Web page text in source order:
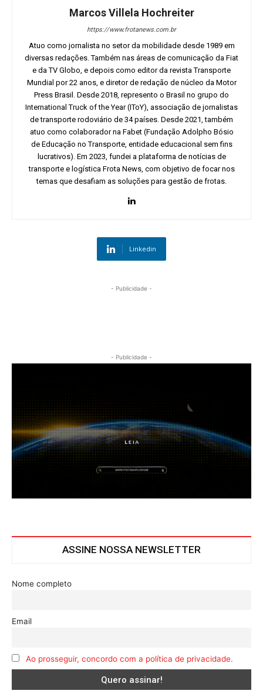
Marcos Villela Hochreiter
https://www.frotanews.com.br
Atuo como jornalista no setor da mobilidade desde 1989 em
diversas redações. Também nas áreas de comunicação da Fiat
e da TV Globo, e depois como editor da revista Transporte
Mundial por 22 anos, e diretor de redação de núcleo da Motor
Press Brasil. Desde 2018, represento o Brasil no grupo do
International Truck of the Year (IToY), associação de jornalistas
de transporte rodoviário de 34 países. Desde 2021, também
atuo como colaborador na Fabet (Fundação Adolpho Bósio
de Educação no Transporte, entidade educacional sem fins
lucrativos). Em 2023, fundei a plataforma de notícias de
transporte e logística Frota News, com objetivo de focar nos
temas que desafiam as soluções para gestão de frotas.
Linkedin
- Publicidade -
- Publicidade -
ASSINE NOSSA NEWSLETTER
Nome completo
Email
Ao prosseguir, concordo com a política de privacidade.